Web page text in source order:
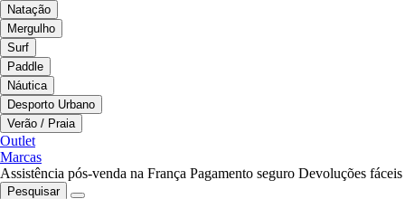
Natação
Mergulho
Surf
Paddle
Náutica
Desporto Urbano
Verão / Praia
Outlet
Marcas
Assistência pós-venda na França Pagamento seguro Devoluções fáceis
Pesquisar